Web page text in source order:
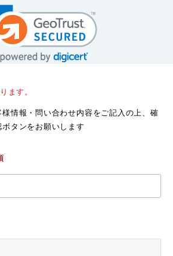
ます。
情報・問い合わせ内容をご記入の上、確
ボタンをお願いします